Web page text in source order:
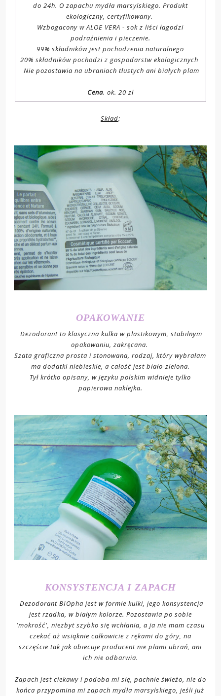
do 24h. O zapachu mydła marsylskiego. Produkt
ekologiczny, certyfikowany.
Wzbogacony w ALOE VERA - sok z liści łagodzi
podrażnienia i pieczenie.
99% składników jest pochodzenia naturalnego
20% składników pochodzi z gospodarstw ekologicznych
Nie pozostawia na ubraniach tłustych ani białych plam
Cena. ok. 20 zł
Skład:
OPAKOWANIE
Dezodorant to klasyczna kulka w plastikowym, stabilnym
opakowaniu, zakręcana.
Szata graficzna prosta i stonowana, rodzaj, który wybrałam
ma dodatki niebieskie, a całość jest biało-zielona.
Tył krótko opisany, w języku polskim widnieje tylko
papierowa naklejka.
KONSYSTENCJA I ZAPACH
Dezodorant BIOpha jest w formie kulki, jego konsystencja
jest rzadka, w białym kolorze. Pozostawia po sobie
'mokrość', niezbyt szybko się wchłania, a ja nie mam czasu
czekać aż wsiąknie całkowicie z rękami do góry, na
szczęście tak jak obiecuje producent nie plami ubrań, ani
ich nie odbarwia.
Zapach jest ciekawy i podoba mi się, pachnie świeżo, nie do
końca przypomina mi zapach mydła marsylskiego, jeśli już